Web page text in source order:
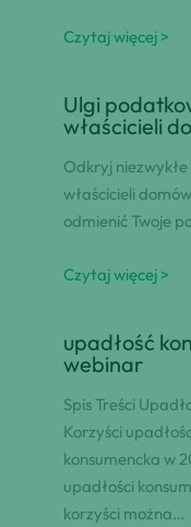
Czytaj więcej >
Ulgi
właścicieli
Odkryj
właścicieli
odmienić Twoje
Czytaj więcej >
upadłość
webinar
Spis Treści
Korzyści
konsumencka w
upadłości
korzyści można…